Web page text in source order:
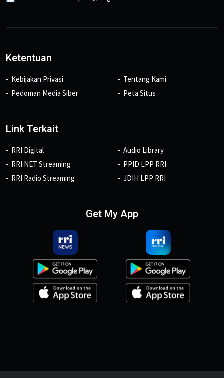
Ketentuan
Kebijakan Privasi
Pedoman Media Siber
Tentang Kami
Peta Situs
Link Terkait
RRI Digital
RRI NET Streaming
RRI Radio Streaming
Audio Library
PPID LPP RRI
JDIH LPP RRI
Get My App